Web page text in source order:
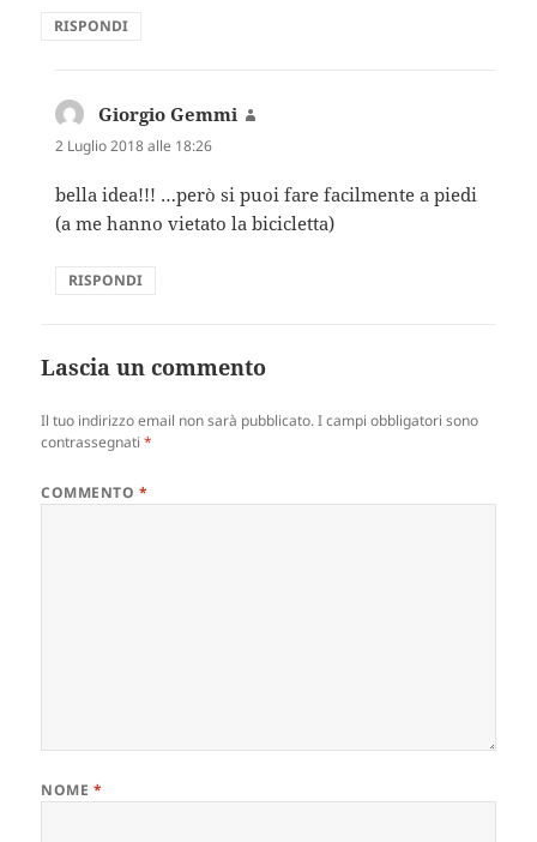
RISPONDI
Giorgio Gemmi
2 Luglio 2018 alle 18:26
bella idea!!! …però si puoi fare facilmente a piedi
(a me hanno vietato la bicicletta)
RISPONDI
Lascia un commento
Il tuo indirizzo email non sarà pubblicato. I campi obbligatori sono
contrassegnati*
COMMENTO *
NOME *